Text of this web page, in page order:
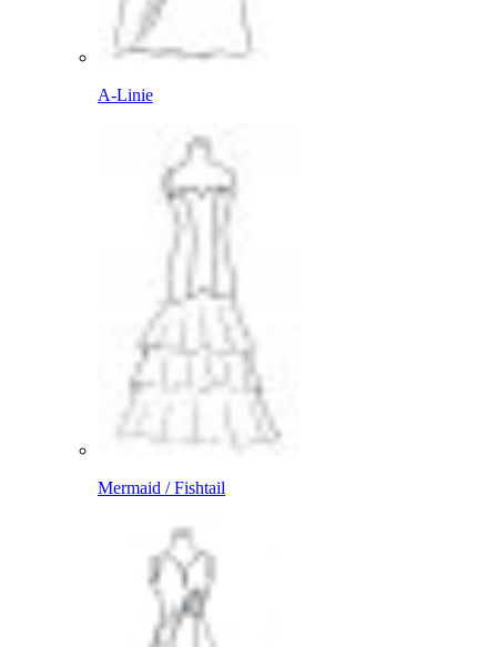
A-Linie
Mermaid / Fishtail